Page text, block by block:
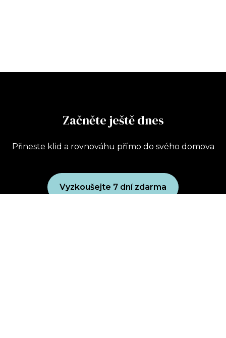
Začněte ještě dnes
Přineste klid a rovnováhu přímo do svého domova
Vyzkoušejte 7 dní zdarma